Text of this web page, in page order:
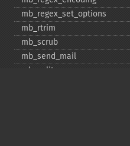
mb_​regex_​set_​options
mb_​rtrim
mb_​scrub
mb_​send_​mail
mb_​split